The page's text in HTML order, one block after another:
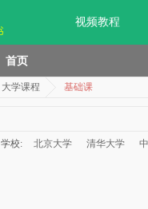
视频教程
首页
大学课程 基础课
学校: 北京大学 清华大学